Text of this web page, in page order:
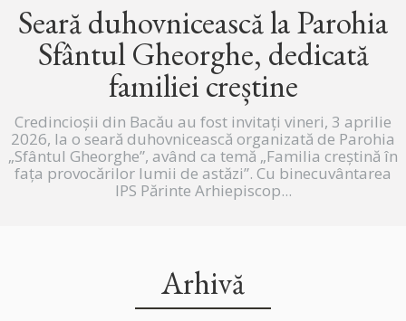
Seară duhovnicească la Parohia
Sfântul Gheorghe, dedicată
familiei creștine
Credincioșii din Bacău au fost invitați vineri, 3 aprilie
2026, la o seară duhovnicească organizată de Parohia
„Sfântul Gheorghe”, având ca temă „Familia creștină în
fața provocărilor lumii de astăzi”. Cu binecuvântarea
IPS Părinte Arhiepiscop...
Arhivă